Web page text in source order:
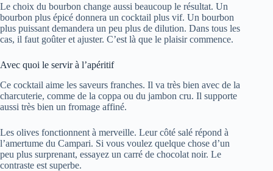
Le choix du bourbon change aussi beaucoup le résultat. Un
bourbon plus épicé donnera un cocktail plus vif. Un bourbon
plus puissant demandera un peu plus de dilution. Dans tous les
cas, il faut goûter et ajuster. C’est là que le plaisir commence.
Avec quoi le servir à l’apéritif
Ce cocktail aime les saveurs franches. Il va très bien avec de la
charcuterie, comme de la coppa ou du jambon cru. Il supporte
aussi très bien un fromage affiné.
Les olives fonctionnent à merveille. Leur côté salé répond à
l’amertume du Campari. Si vous voulez quelque chose d’un
peu plus surprenant, essayez un carré de chocolat noir. Le
contraste est superbe.